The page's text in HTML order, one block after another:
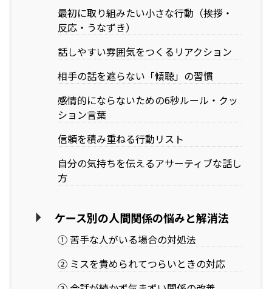
最初に取り組みたい小さな行動（挨拶・
反応・うなずき）
話しやすい雰囲気をつくるリアクション
相手の話を遮らない「傾聴」の習慣
感情的にならないための6秒ルール・クッ
ション言葉
信頼を積み重ねる行動リスト
自分の気持ちを伝えるアサーティブな話し
方
ケース別の人間関係の悩みと解消法
① 苦手な人がいる場合の対処法
② ミスを責められてつらいときの対応